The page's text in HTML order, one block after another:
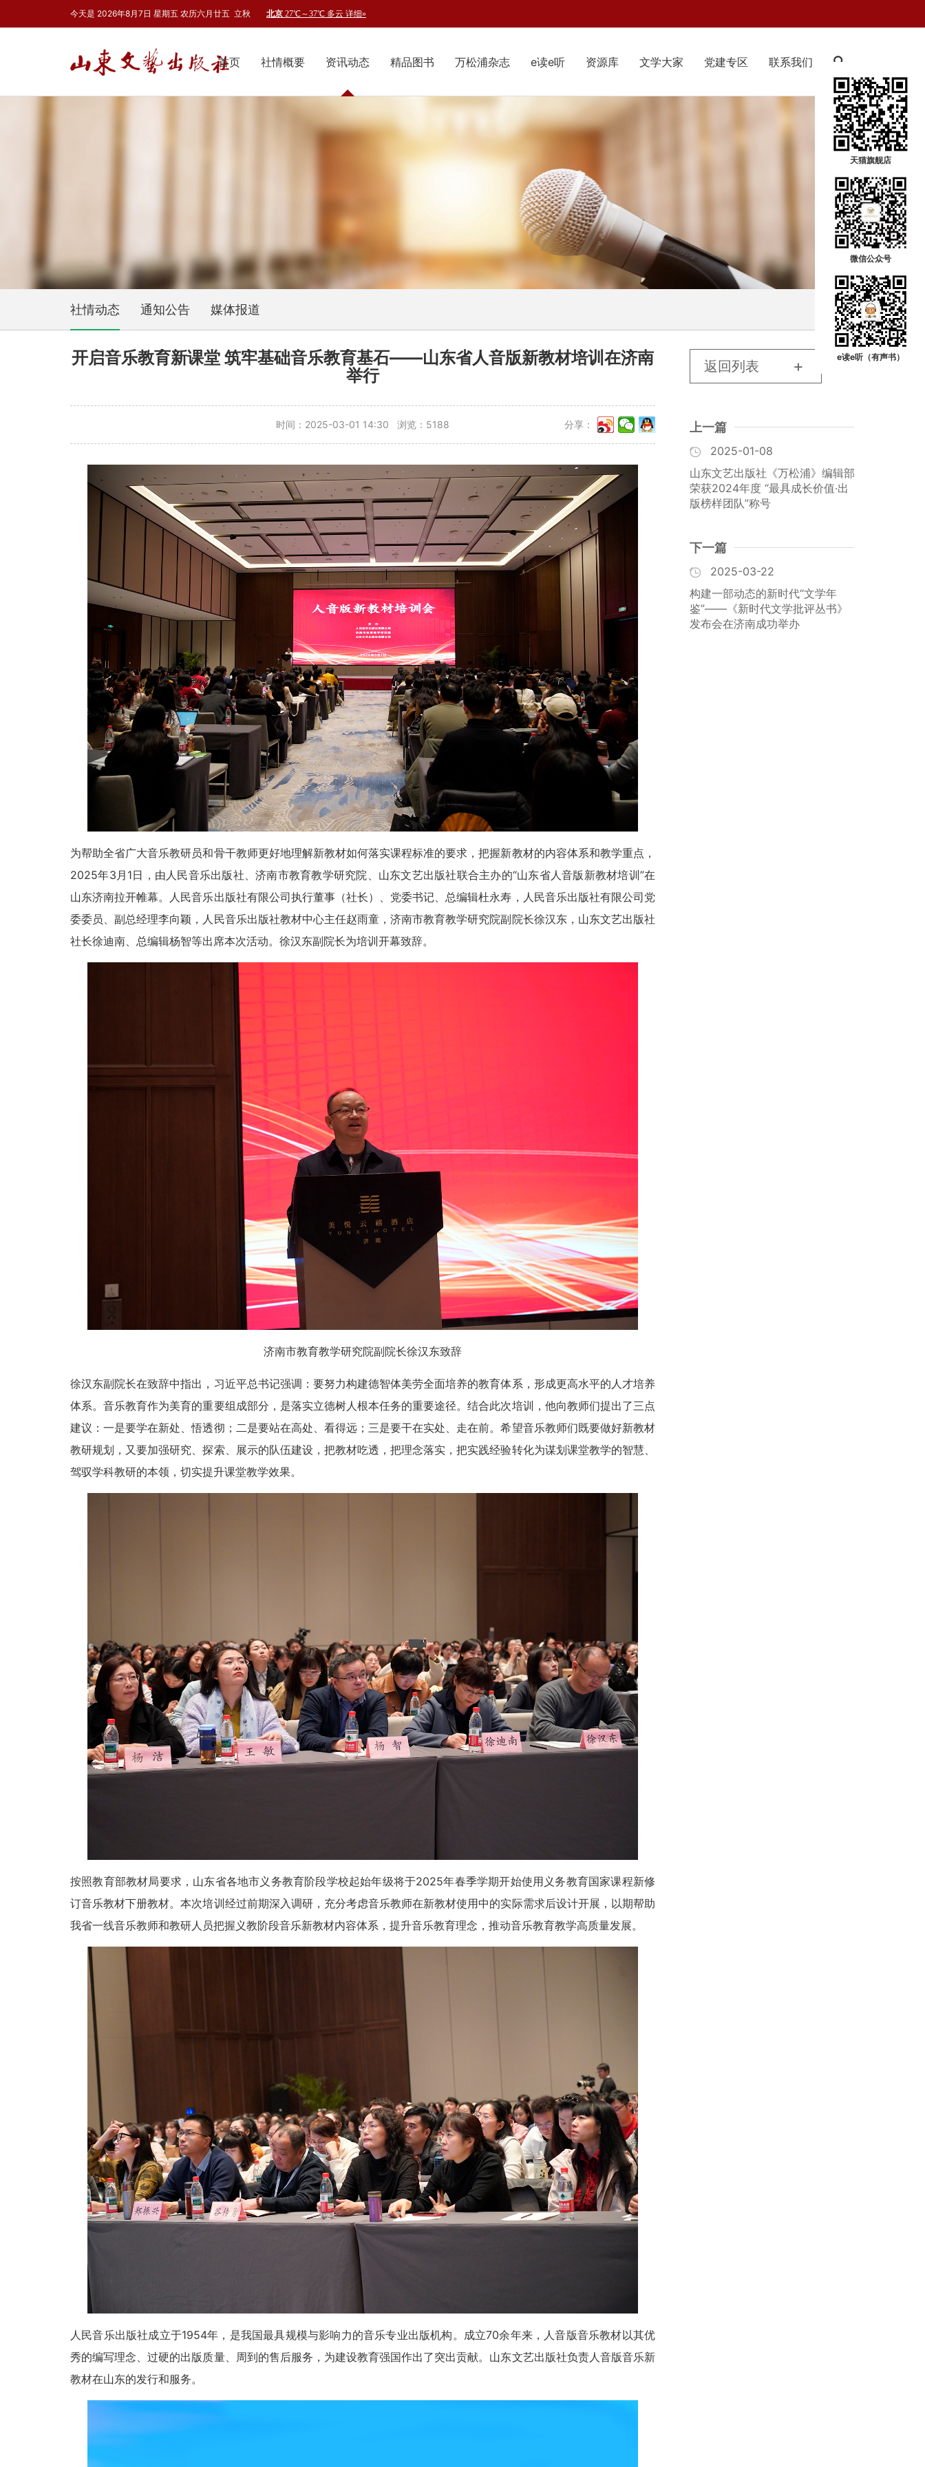
今天是 2026年8月7日 星期五 农历六月廿五 立秋
首页 社情概要 资讯动态 精品图书 万松浦杂志 e读e听 资源库 文学大家 党建专区 联系我们
社情动态 通知公告 媒体报道
返回列表
上一篇
2025-01-08
山东文艺出版社《万松浦》编辑部
荣获2024年度 “最具成长价值·出
版榜样团队”称号
下一篇
2025-03-22
构建一部动态的新时代“文学年
鉴”——《新时代文学批评丛书》
发布会在济南成功举办
开启音乐教育新课堂 筑牢基础音乐教育基石——山东省人音版新教材培训在济南
举行
时间：2025-03-01 14:30 浏览：5188 分享：
为帮助全省广大音乐教研员和骨干教师更好地理解新教材如何落实课程标准的要求，把握新教材的内容体系和教学重点，
2025年3月1日，由人民音乐出版社、济南市教育教学研究院、山东文艺出版社联合主办的“山东省人音版新教材培训”在
山东济南拉开帷幕。人民音乐出版社有限公司执行董事（社长）、党委书记、总编辑杜永寿，人民音乐出版社有限公司党
委委员、副总经理李向颖，人民音乐出版社教材中心主任赵雨童，济南市教育教学研究院副院长徐汉东，山东文艺出版社
社长徐迪南、总编辑杨智等出席本次活动。徐汉东副院长为培训开幕致辞。
济南市教育教学研究院副院长徐汉东致辞
徐汉东副院长在致辞中指出，习近平总书记强调：要努力构建德智体美劳全面培养的教育体系，形成更高水平的人才培养
体系。音乐教育作为美育的重要组成部分，是落实立德树人根本任务的重要途径。结合此次培训，他向教师们提出了三点
建议：一是要学在新处、悟透彻；二是要站在高处、看得远；三是要干在实处、走在前。希望音乐教师们既要做好新教材
教研规划，又要加强研究、探索、展示的队伍建设，把教材吃透，把理念落实，把实践经验转化为谋划课堂教学的智慧、
驾驭学科教研的本领，切实提升课堂教学效果。
按照教育部教材局要求，山东省各地市义务教育阶段学校起始年级将于2025年春季学期开始使用义务教育国家课程新修
订音乐教材下册教材。本次培训经过前期深入调研，充分考虑音乐教师在新教材使用中的实际需求后设计开展，以期帮助
我省一线音乐教师和教研人员把握义教阶段音乐新教材内容体系，提升音乐教育理念，推动音乐教育教学高质量发展。
人民音乐出版社成立于1954年，是我国最具规模与影响力的音乐专业出版机构。成立70余年来，人音版音乐教材以其优
秀的编写理念、过硬的出版质量、周到的售后服务，为建设教育强国作出了突出贡献。山东文艺出版社负责人音版音乐新
教材在山东的发行和服务。
天猫旗舰店
微信公众号
e读e听（有声书）